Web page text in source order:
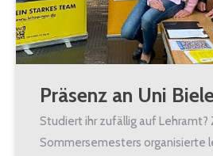
Präsenz an Uni
Studiert ihr zufällig auf Lehramt?
Sommersemesters organisierte